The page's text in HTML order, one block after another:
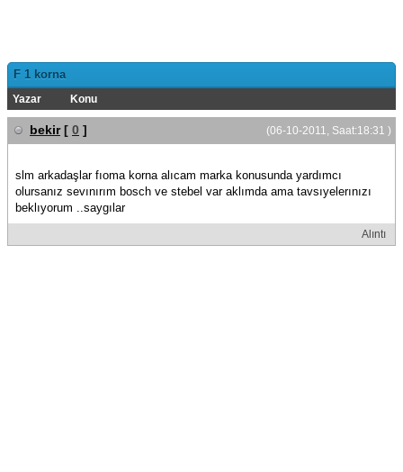
F 1 korna
Yazar Konu
(06-10-2011, Saat:18:31 )
bekir [ 0 ]
slm arkadaşlar fıoma korna alıcam marka konusunda yardımcı
olursanız sevınırım bosch ve stebel var aklımda ama tavsıyelerınızı
beklıyorum ..saygılar
Alıntı